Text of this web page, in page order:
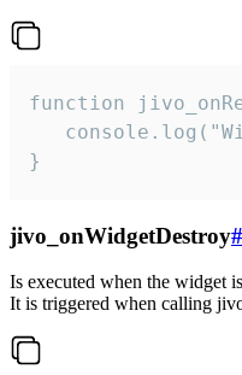
function
}
jivo_onWidgetDestroy#
Is executed when the widget
It is triggered when calling